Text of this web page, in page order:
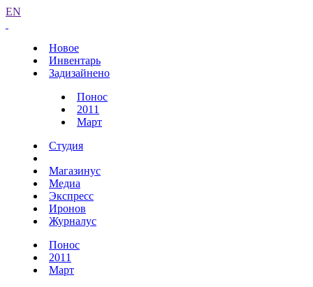
EN
Новое
Инвентарь
Задизайнено
Понос
2011
Март
Студия
Магазинус
Медиа
Экспресс
Иронов
Журналус
Понос
2011
Март